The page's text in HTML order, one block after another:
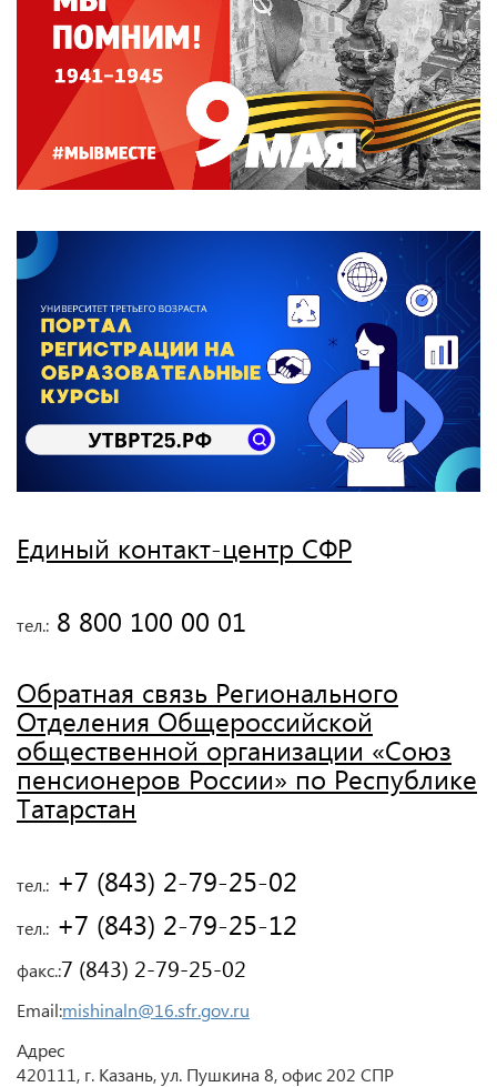
Единый контакт-центр СФР
тел.: 8 800 100 00 01
Обратная связь Регионального
Отделения Общероссийской
общественной организации «Союз
пенсионеров России» по Республике
Татарстан
тел.: +7 (843) 2-79-25-02
тел.: +7 (843) 2-79-25-12
факс.:7 (843) 2-79-25-02
Email:mishinaln@16.sfr.gov.ru
Адрес
420111, г. Казань, ул. Пушкина 8, офис 202 СПР